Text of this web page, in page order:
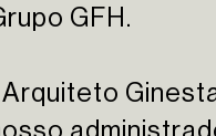
GFH.